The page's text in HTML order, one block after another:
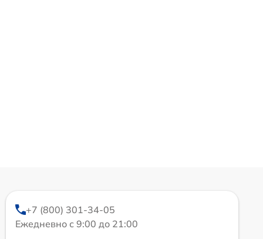
+7 (800) 301-34-05
Ежедневно с 9:00 до 21:00